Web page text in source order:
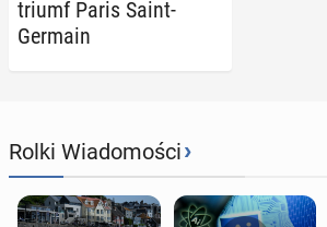
triumf Paris Saint-
Germain
Rolki Wiadomości›